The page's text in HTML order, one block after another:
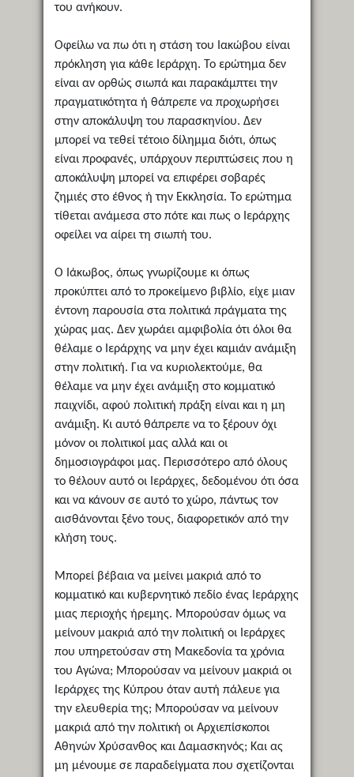
του ανήκουν.
Οφείλω να πω ότι η στάση του Ιακώβου είναι
πρόκληση για κάθε Ιεράρχη. Το ερώτημα δεν
είναι αν ορθώς σιωπά και παρακάμπτει την
πραγματικότητα ή θάπρεπε να προχωρήσει
στην αποκάλυψη του παρασκηνίου. Δεν
μπορεί να τεθεί τέτοιο δίλημμα διότι, όπως
είναι προφανές, υπάρχουν περιπτώσεις που η
αποκάλυψη μπορεί να επιφέρει σοβαρές
ζημιές στο έθνος ή την Εκκλησία. Το ερώτημα
τίθεται ανάμεσα στο πότε και πως ο Ιεράρχης
οφείλει να αίρει τη σιωπή του.
Ο Ιάκωβος, όπως γνωρίζουμε κι όπως
προκύπτει από το προκείμενο βιβλίο, είχε μιαν
έντονη παρουσία στα πολιτικά πράγματα της
χώρας μας. Δεν χωράει αμφιβολία ότι όλοι θα
θέλαμε ο Ιεράρχης να μην έχει καμιάν ανάμιξη
στην πολιτική. Για να κυριολεκτούμε, θα
θέλαμε να μην έχει ανάμιξη στο κομματικό
παιχνίδι, αφού πολιτική πράξη είναι και η μη
ανάμιξη. Κι αυτό θάπρεπε να το ξέρουν όχι
μόνον οι πολιτικοί μας αλλά και οι
δημοσιογράφοι μας. Περισσότερο από όλους
το θέλουν αυτό οι Ιεράρχες, δεδομένου ότι όσα
και να κάνουν σε αυτό το χώρο, πάντως τον
αισθάνονται ξένο τους, διαφορετικόν από την
κλήση τους.
Μπορεί βέβαια να μείνει μακριά από το
κομματικό και κυβερνητικό πεδίο ένας Ιεράρχης
μιας περιοχής ήρεμης. Μπορούσαν όμως να
μείνουν μακριά από την πολιτική οι Ιεράρχες
που υπηρετούσαν στη Μακεδονία τα χρόνια
του Αγώνα; Μπορούσαν να μείνουν μακριά οι
Ιεράρχες της Κύπρου όταν αυτή πάλευε για
την ελευθερία της; Μπορούσαν να μείνουν
μακριά από την πολιτική οι Αρχιεπίσκοποι
Αθηνών Χρύσανθος και Δαμασκηνός; Και ας
μη μένουμε σε παραδείγματα που σχετίζονται